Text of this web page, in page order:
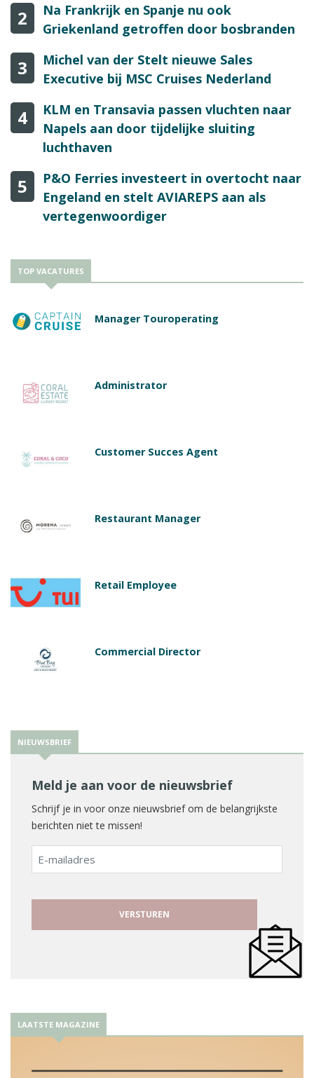
2
Na Frankrijk en Spanje nu ook
Griekenland getroffen door bosbranden
3
Michel van der Stelt nieuwe Sales
Executive bij MSC Cruises Nederland
4
KLM en Transavia passen vluchten naar
Napels aan door tijdelijke sluiting
luchthaven
5
P&O Ferries investeert in overtocht naar
Engeland en stelt AVIAREPS aan als
vertegenwoordiger
TOP VACATURES
Manager Touroperating
Administrator
Customer Succes Agent
Restaurant Manager
Retail Employee
Commercial Director
NIEUWSBRIEF
Meld je aan voor de nieuwsbrief
Schrijf je in voor onze nieuwsbrief om de belangrijkste
berichten niet te missen!
E-
mailadres
LAATSTE MAGAZINE